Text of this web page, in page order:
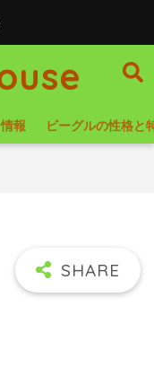
報 ビーグルの性格と